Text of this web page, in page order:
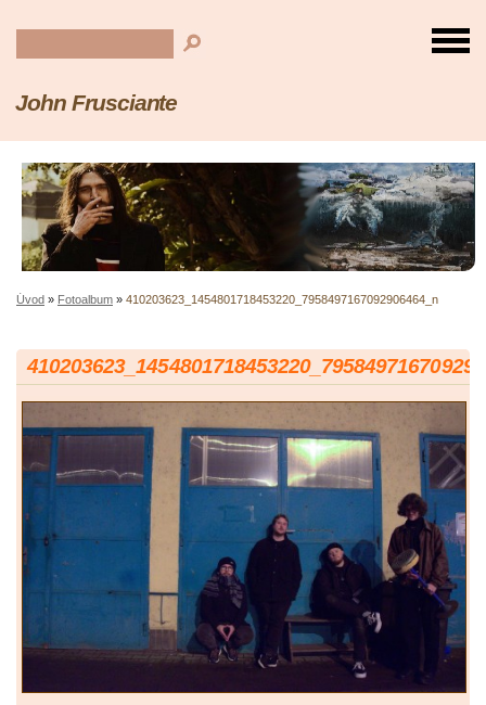
John Frusciante
Úvod » Fotoalbum » 410203623_1454801718453220_7958497167092906464_n